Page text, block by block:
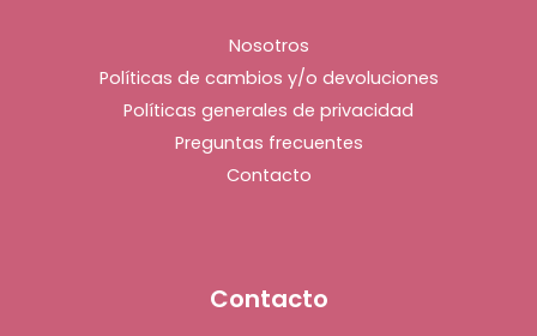
Nosotros
Políticas de cambios y/o devoluciones
Políticas generales de privacidad
Preguntas frecuentes
Contacto
Contacto